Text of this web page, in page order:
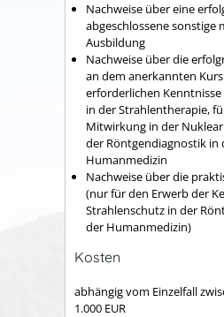
Nachweise über eine
abgeschlossene sonstige
Ausbildung
Nachweise über die
an dem anerkannten
erforderlichen
in der Strahlentherapie,
Mitwirkung in der
der Röntgendiagnostik in
Humanmedizin
Nachweise über die
(nur für den Erwerb der
Strahlenschutz in der
der Humanmedizin)
Kosten
abhängig vom Einzelfall
1.000 EUR